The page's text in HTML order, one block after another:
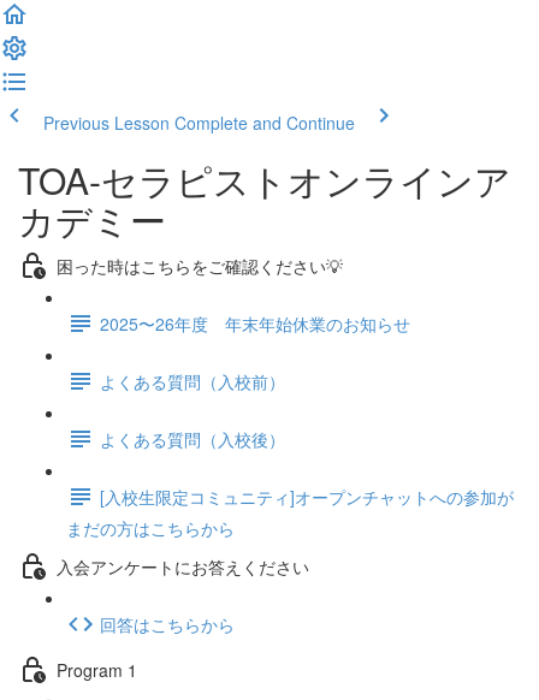
Previous Lesson Complete and Continue
TOA-セラピストオンラインア
カデミー
困った時はこちらをご確認ください💡
2025〜26年度 年末年始休業のお知らせ
よくある質問（入校前）
よくある質問（入校後）
[入校生限定コミュニティ]オープンチャットへの参加が
まだの方はこちらから
入会アンケートにお答えください
回答はこちらから
Program 1